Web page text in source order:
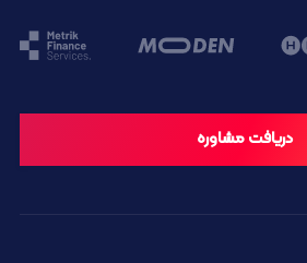
دریافت مشاوره